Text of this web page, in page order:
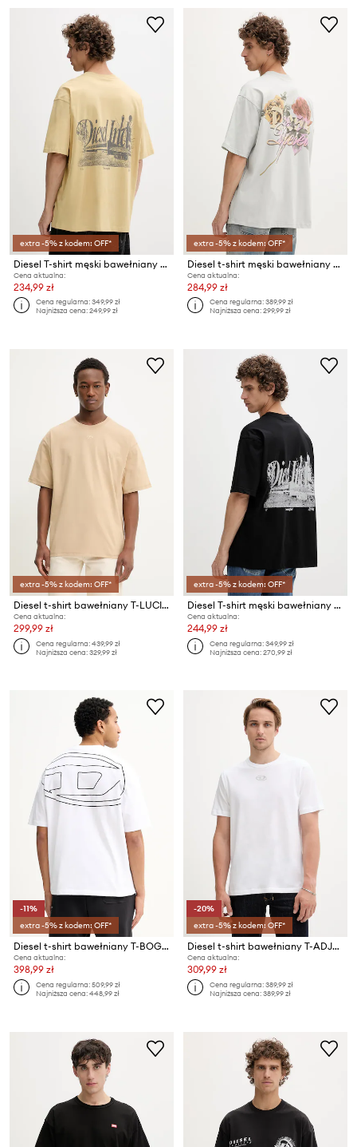
extra -5% z kodem: OFF*
Diesel T-shirt męski bawełniany T-BOGGY-V2
Cena aktualna:
234,99 zł
Cena regularna:349,99 zł
Najniższa cena:249,99 zł
extra -5% z kodem: OFF*
Diesel t-shirt męski bawełniany T-BOGGY-V4
Cena aktualna:
284,99 zł
Cena regularna:389,99 zł
Najniższa cena:299,99 zł
extra -5% z kodem: OFF*
Diesel t-shirt bawełniany T-LUCIEN-IHBI
Cena aktualna:
299,99 zł
Cena regularna:439,99 zł
Najniższa cena:329,99 zł
extra -5% z kodem: OFF*
Diesel T-shirt męski bawełniany T-BOGGY-V2
Cena aktualna:
244,99 zł
Cena regularna:349,99 zł
Najniższa cena:270,99 zł
-11%
extra -5% z kodem: OFF*
Diesel t-shirt bawełniany T-BOGGY-MEGOVAL-D
Cena aktualna:
398,99 zł
Cena regularna:509,99 zł
Najniższa cena:448,99 zł
-20%
extra -5% z kodem: OFF*
Diesel t-shirt bawełniany T-ADJUST-OD
Cena aktualna:
309,99 zł
Cena regularna:389,99 zł
Najniższa cena:389,99 zł